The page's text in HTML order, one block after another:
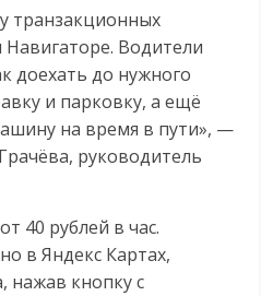
транзакционных
Водители
доехать до нужного
и парковку, а ещё
на время в пути», —
руководитель
40 рублей в час.
в Яндекс Картах,
нажав кнопку с